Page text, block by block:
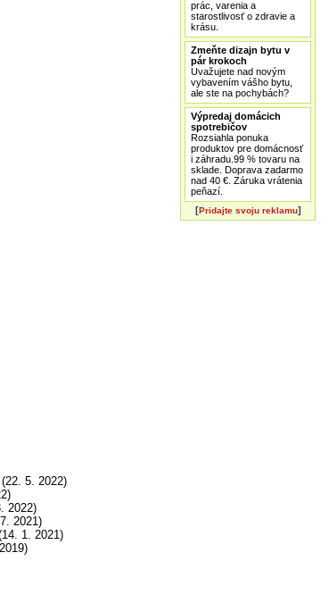
(22. 5. 2022)
2022)
2021)
1. 2021)
prác, varenia a
starostlivosť o zdravie a
krásu.
Zmeňte dizajn bytu v
pár krokoch
Uvažujete nad novým
vybavením vášho bytu,
ale ste na pochybách?
Výpredaj domácich
spotrebičov
Rozsiahla ponuka
produktov pre domácnosť
i záhradu.99 % tovaru na
sklade. Doprava zadarmo
nad 40 €. Záruka vrátenia
peňazí.
[Pridajte svoju reklamu]